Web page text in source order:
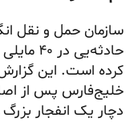
سازمان حمل و نقل
کرده است. این
خلیج‌فارس پس از
دچار یک انفجار